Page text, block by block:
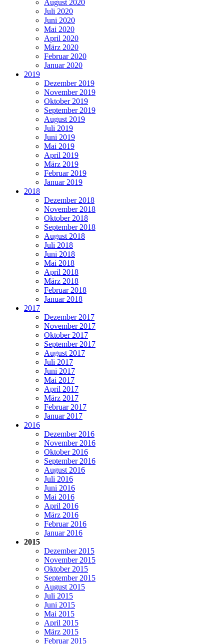
August 2020
Juli 2020
Juni 2020
Mai 2020
April 2020
März 2020
Februar 2020
Januar 2020
2019
Dezember 2019
November 2019
Oktober 2019
September 2019
August 2019
Juli 2019
Juni 2019
Mai 2019
April 2019
März 2019
Februar 2019
Januar 2019
2018
Dezember 2018
November 2018
Oktober 2018
September 2018
August 2018
Juli 2018
Juni 2018
Mai 2018
April 2018
März 2018
Februar 2018
Januar 2018
2017
Dezember 2017
November 2017
Oktober 2017
September 2017
August 2017
Juli 2017
Juni 2017
Mai 2017
April 2017
März 2017
Februar 2017
Januar 2017
2016
Dezember 2016
November 2016
Oktober 2016
September 2016
August 2016
Juli 2016
Juni 2016
Mai 2016
April 2016
März 2016
Februar 2016
Januar 2016
2015
Dezember 2015
November 2015
Oktober 2015
September 2015
August 2015
Juli 2015
Juni 2015
Mai 2015
April 2015
März 2015
Februar 2015